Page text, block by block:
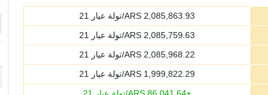
2,085,863.93 ARS/تولة عيار 21
2,085,759.63 ARS/تولة عيار 21
2,085,968.22 ARS/تولة عيار 21
1,999,822.29 ARS/تولة عيار 21